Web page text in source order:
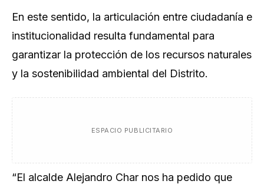
En este sentido, la articulación entre ciudadanía e
institucionalidad resulta fundamental para
garantizar la protección de los recursos naturales
y la sostenibilidad ambiental del Distrito.
ESPACIO PUBLICITARIO
“El alcalde Alejandro Char nos ha pedido que